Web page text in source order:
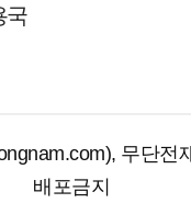
국
무단전
배포금지